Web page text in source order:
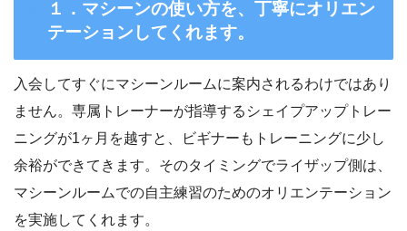
１．マシーンの使い方を、丁寧にオリエン
テーションしてくれます。
入会してすぐにマシーンルームに案内されるわけではあり
ません。専属トレーナーが指導するシェイプアップトレー
ニングが1ヶ月を越すと、ビギナーもトレーニングに少し
余裕ができてきます。そのタイミングでライザップ側は、
マシーンルームでの自主練習のためのオリエンテーション
を実施してくれます。